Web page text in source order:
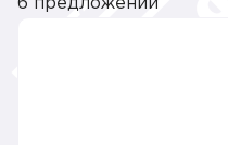
6 предложений